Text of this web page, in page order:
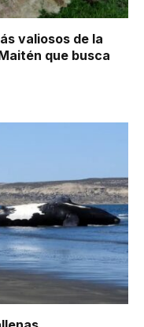
valiosos de la
que busca